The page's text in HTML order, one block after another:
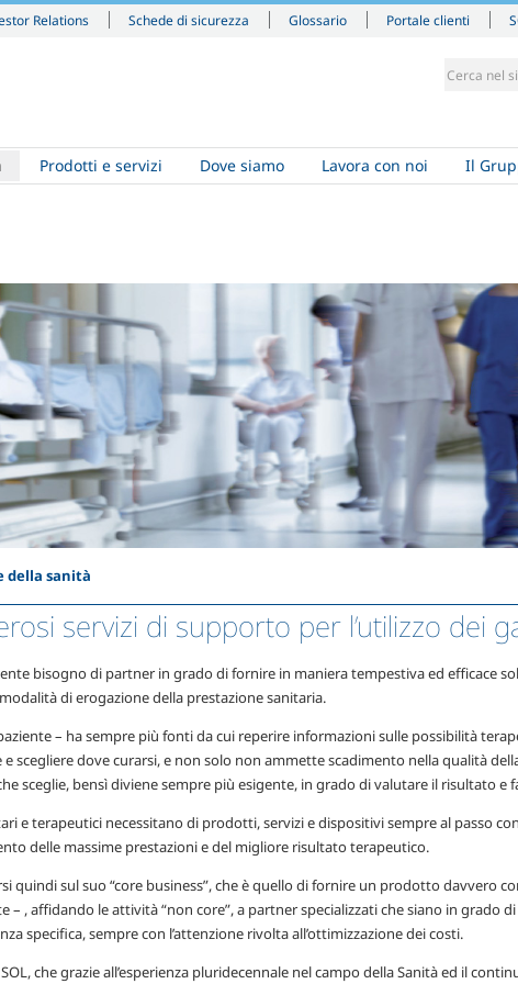
Relations Schede di sicurezza Glossario Portale clienti
Prodotti e servizi Dove siamo Lavora con noi Il
della sanità
servizi di supporto per l’utilizzo dei
bisogno di partner in grado di fornire in maniera tempestiva ed efficace
di erogazione della prestazione sanitaria.
– ha sempre più fonti da cui reperire informazioni sulle possibilità
scegliere dove curarsi, e non solo non ammette scadimento nella qualità
sceglie, bensì diviene sempre più esigente, in grado di valutare il risultato e
e terapeutici necessitano di prodotti, servizi e dispositivi sempre al passo
delle massime prestazioni e del migliore risultato terapeutico.
quindi sul suo “core business”, che è quello di fornire un prodotto davvero
– , affidando le attività “non core”, a partner specializzati che siano in grado
specifica, sempre con l’attenzione rivolta all’ottimizzazione dei costi.
che grazie all’esperienza pluridecennale nel campo della Sanità ed il